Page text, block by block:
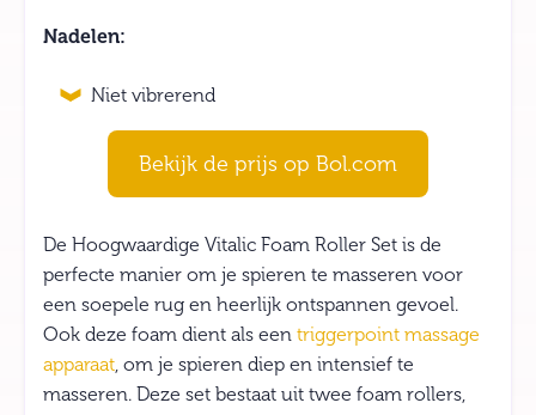
Nadelen:
Niet vibrerend
Bekijk de prijs op Bol.com
De Hoogwaardige Vitalic Foam Roller Set is de
perfecte manier om je spieren te masseren voor
een soepele rug en heerlijk ontspannen gevoel.
Ook deze foam dient als een triggerpoint massage
apparaat, om je spieren diep en intensief te
masseren. Deze set bestaat uit twee foam rollers,